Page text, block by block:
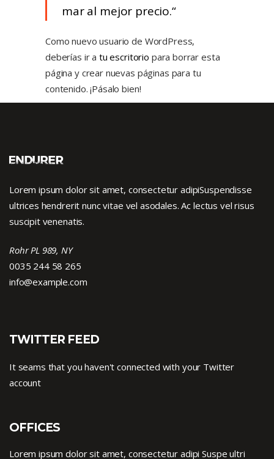
mar al mejor precio.
Como nuevo usuario de WordPress,
deberías ir a tu escritorio para borrar esta
página y crear nuevas páginas para tu
contenido. ¡Pásalo bien!
Lorem ipsum dolor sit amet, consectetur adipiSuspendisse
ultrices hendrerit nunc vitae vel asodales. Ac lectus vel risus
suscipit venenatis.
Rohr PL 989, NY
0035 244 58 265
info@example.com
TWITTER FEED
It seams that you haven't connected with your Twitter
account
OFFICES
Lorem ipsum dolor sit amet, consectetur adipi Suspe ultri